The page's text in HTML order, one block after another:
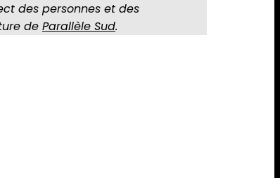
des personnes et des
de Parallèle Sud.